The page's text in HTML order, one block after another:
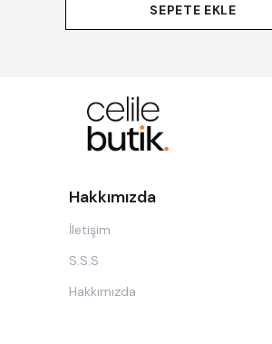
SEPETE EKLE
Hakkımızda
İletişim
S.S.S
Hakkımızda